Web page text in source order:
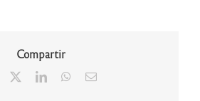
Compartir
Facebook LinkedInWhatsApp
Correo